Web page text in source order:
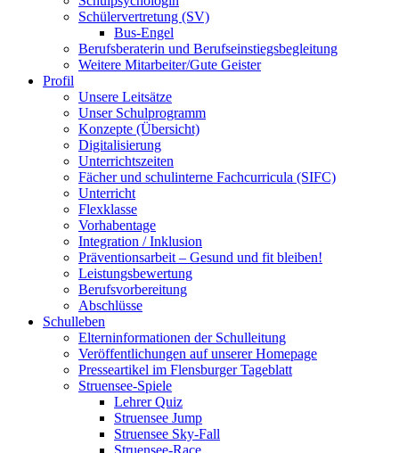
Schülervertretung (SV)
Bus-Engel
Berufsberaterin und Berufseinstiegsbegleitung
Weitere Mitarbeiter/Gute Geister
Profil
Unsere Leitsätze
Unser Schulprogramm
Konzepte (Übersicht)
Digitalisierung
Unterrichtszeiten
Fächer und schulinterne Fachcurricula (SIFC)
Unterricht
Flexklasse
Vorhabentage
Integration / Inklusion
Präventionsarbeit – Gesund und fit bleiben!
Leistungsbewertung
Berufsvorbereitung
Abschlüsse
Schulleben
Elterninformationen der Schulleitung
Veröffentlichungen auf unserer Homepage
Presseartikel im Flensburger Tageblatt
Struensee-Spiele
Lehrer Quiz
Struensee Jump
Struensee Sky-Fall
Struensee-Race